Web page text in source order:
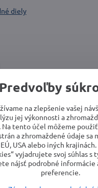
diely
Predvoľby
na zlepšenie vašej
jej výkonnosti a
Na tento účel môžeme
a zhromaždené údaje sa
USA alebo iných
vyjadrujete svoj súhlas s
nájsť podrobné informácie
preferencie.